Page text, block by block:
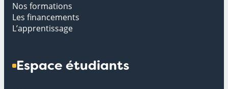
Nos formations
Les financements
L’apprentissage
Espace étudiants